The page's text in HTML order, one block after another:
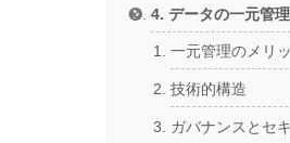
4. データの一元管理
一元管理のメリ
技術的構造
ガバナンスとセ